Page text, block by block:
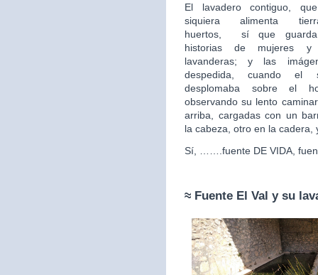
El lavadero contiguo,
siquiera alimenta
huertos,
sí que
historias de mujeres y
lavanderas; y las
despedida, cuando el
desplomaba sobre el
observando su lento
arriba, cargadas con un
la cabeza, otro en la
Sí, …….fuente DE VIDA,
≈ Fuente El Val y su